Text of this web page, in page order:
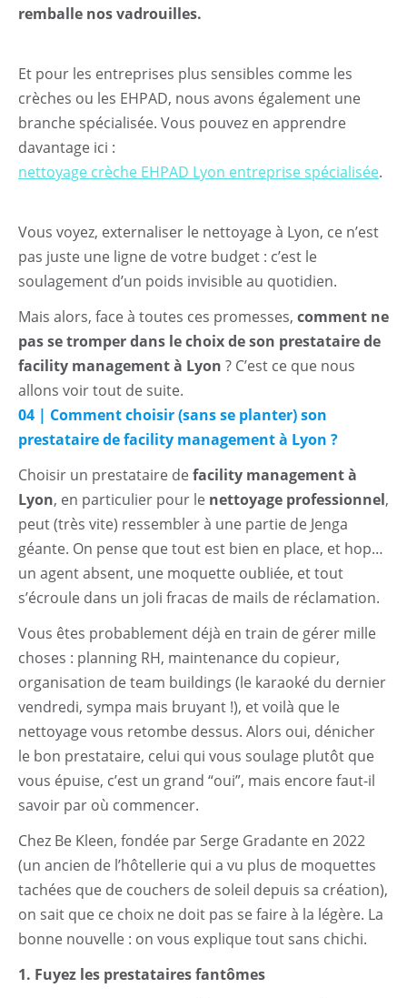
remballe nos vadrouilles.
Et pour les entreprises plus sensibles comme les
crèches ou les EHPAD, nous avons également une
branche spécialisée. Vous pouvez en apprendre
davantage ici :
nettoyage crèche EHPAD Lyon entreprise spécialisée.
Vous voyez, externaliser le nettoyage à Lyon, ce n’est
pas juste une ligne de votre budget : c’est le
soulagement d’un poids invisible au quotidien.
Mais alors, face à toutes ces promesses, comment ne
pas se tromper dans le choix de son prestataire de
facility management à Lyon ? C’est ce que nous
allons voir tout de suite.
04 | Comment choisir (sans se planter) son
prestataire de facility management à Lyon ?
Choisir un prestataire de facility management à
Lyon, en particulier pour le nettoyage professionnel,
peut (très vite) ressembler à une partie de Jenga
géante. On pense que tout est bien en place, et hop…
un agent absent, une moquette oubliée, et tout
s’écroule dans un joli fracas de mails de réclamation.
Vous êtes probablement déjà en train de gérer mille
choses : planning RH, maintenance du copieur,
organisation de team buildings (le karaoké du dernier
vendredi, sympa mais bruyant !), et voilà que le
nettoyage vous retombe dessus. Alors oui, dénicher
le bon prestataire, celui qui vous soulage plutôt que
vous épuise, c’est un grand “oui”, mais encore faut-il
savoir par où commencer.
Chez Be Kleen, fondée par Serge Gradante en 2022
(un ancien de l’hôtellerie qui a vu plus de moquettes
tachées que de couchers de soleil depuis sa création),
on sait que ce choix ne doit pas se faire à la légère. La
bonne nouvelle : on vous explique tout sans chichi.
1. Fuyez les prestataires fantômes